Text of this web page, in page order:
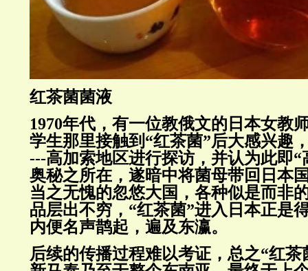
红茶菌菌液
1970年代，有一位教俄文的日本女教
学生那里接触到“红茶菌”后大感兴趣
---高加索地区进行探访，并认为此即“
奥秘之所在，遂暗中将菌母带回日本
当之无愧的忽悠大国，各种似是而非
品层出不穷，“红茶菌”进入日本正是
内便名声鹊起，遍及东瀛。
后续的传播过程难以考证，总之“红茶